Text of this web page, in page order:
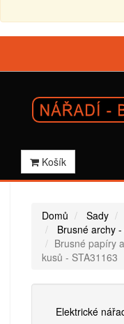
Košík
Domů Sady
Brusné archy
Brusné papíry
kusů - STA31163
Elektrické